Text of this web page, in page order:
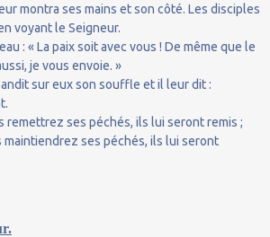
montra ses mains et son côté. Les disciples
voyant le Seigneur.
: « La paix soit avec vous ! De même que le
je vous envoie. »
sur eux son souffle et il leur dit :
remettrez ses péchés, ils lui seront remis ;
maintiendrez ses péchés, ils lui seront